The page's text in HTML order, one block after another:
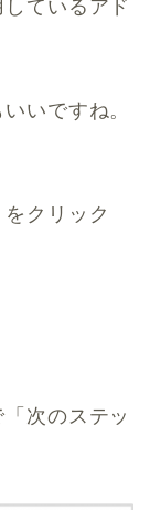
ているアド
いですね。
クリック
次のステッ